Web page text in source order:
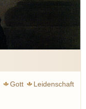
Gott
Leidenschaft